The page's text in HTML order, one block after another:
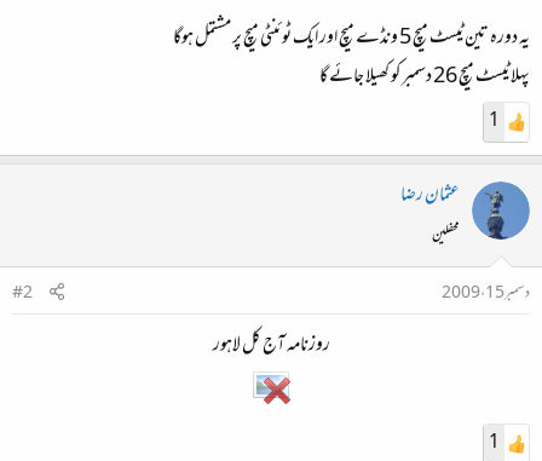
یہ دورہ تین ٹیسٹ میچ 5 ونڈے میچ اور ایک ٹوئنٹی میچ پر مشتمل ہوگا
پہلا ٹیسٹ میچ 26 دسمبر کو کھیلا جائے گا
1
عثمان رضا
محفلین
دسمبر 15، 2009
#2
روزنامہ آج کل لاہور
1